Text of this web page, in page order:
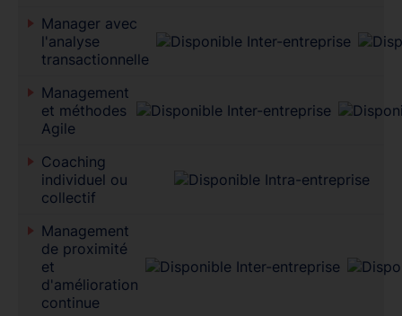
Manager avec
l'analyse
transactionnelle
Management
et méthodes
Agile
Coaching
individuel ou
collectif
Management
de proximité
et
d'amélioration
continue